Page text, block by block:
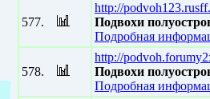
577.
http://
Подвохи
Подробная
578.
http://
Подвохи
Подробная